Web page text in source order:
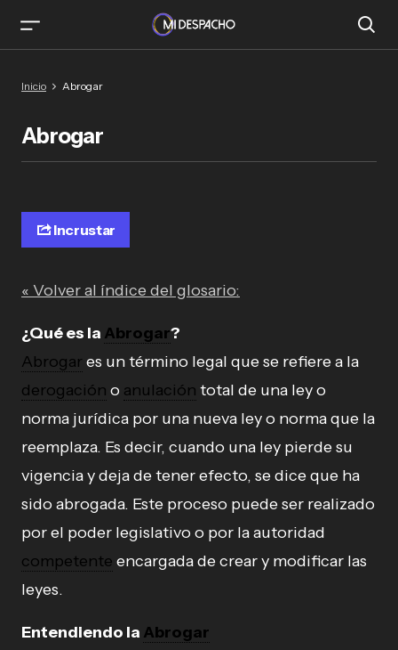
Inicio Abrogar
Abrogar
Incrustar
« Volver al índice del glosario:
¿Qué es la Abrogar?
Abrogar es un término legal que se refiere a la
derogación o anulación total de una ley o
norma jurídica por una nueva ley o norma que la
reemplaza. Es decir, cuando una ley pierde su
vigencia y deja de tener efecto, se dice que ha
sido abrogada. Este proceso puede ser realizado
por el poder legislativo o por la autoridad
competente encargada de crear y modificar las
leyes.
Entendiendo la Abrogar